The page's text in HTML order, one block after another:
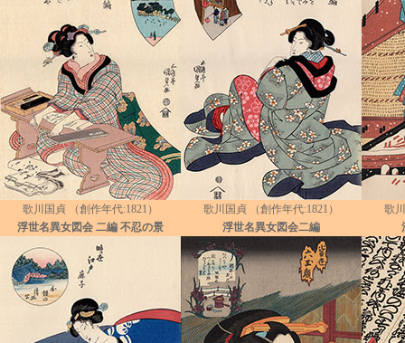
歌川国貞 （創作年代:1821）
浮世名異女図会 二編 不忍の景
歌川国貞 （創作年代:1821）
浮世名異女図会二編
歌